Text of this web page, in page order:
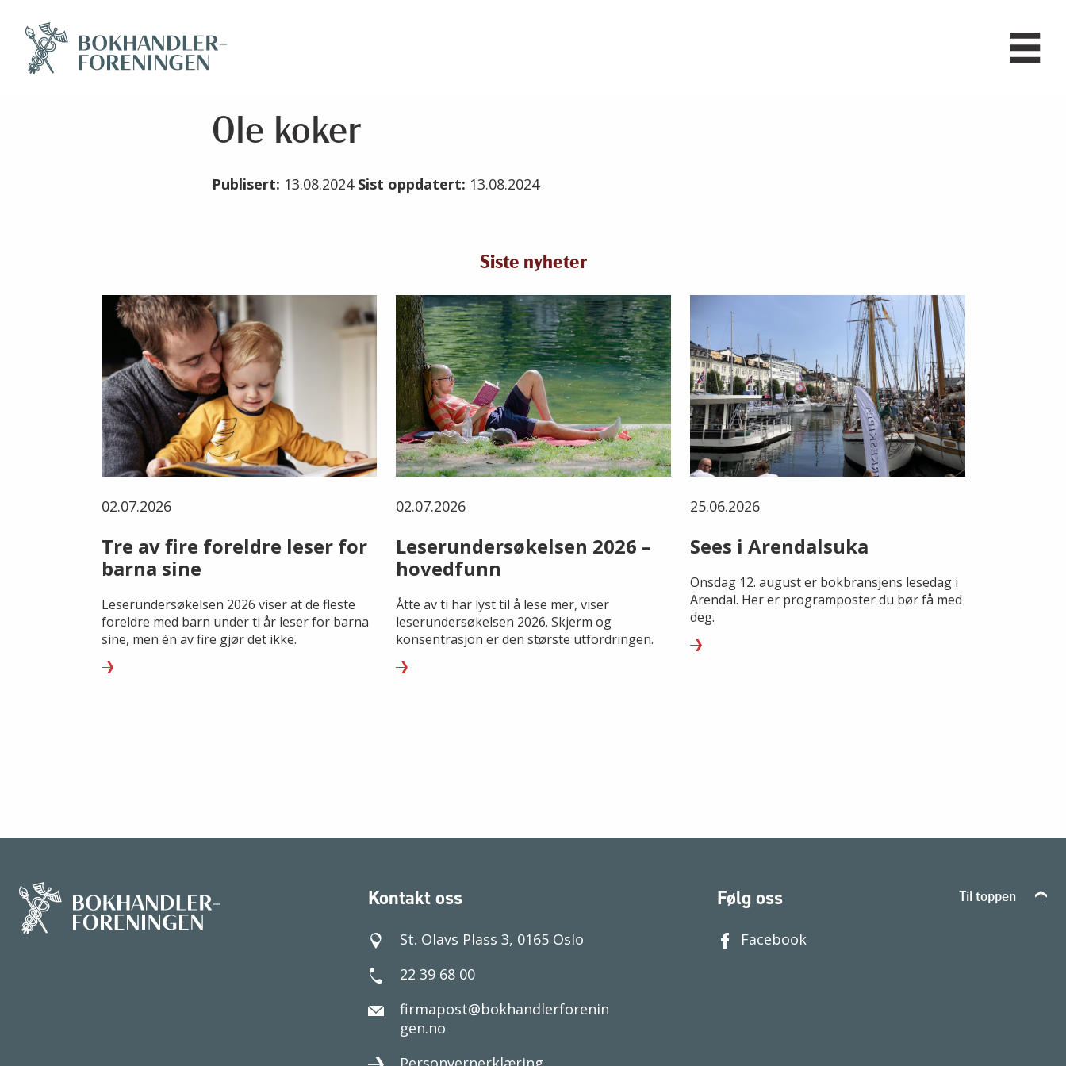
Ole koker
Publisert: 13.08.2024 Sist oppdatert: 13.08.2024
Siste nyheter
02.07.2026
Tre av fire foreldre leser for
barna sine
Leserundersøkelsen 2026 viser at de fleste
foreldre med barn under ti år leser for barna
sine, men én av fire gjør det ikke.
02.07.2026
Leserundersøkelsen 2026 –
hovedfunn
Åtte av ti har lyst til å lese mer, viser
leserundersøkelsen 2026. Skjerm og
konsentrasjon er den største utfordringen.
25.06.2026
Sees i Arendalsuka
Onsdag 12. august er bokbransjens lesedag i
Arendal. Her er programposter du bør få med
deg.
Kontakt oss
St. Olavs Plass 3, 0165 Oslo
22 39 68 00
firmapost@bokhandlerforenin
gen.no
Følg oss
Facebook
Til toppen